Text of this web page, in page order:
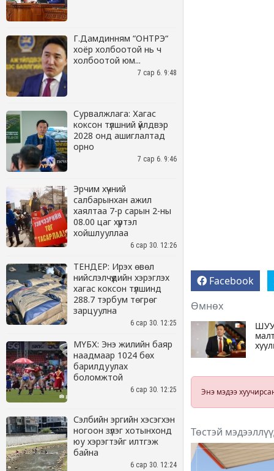
Г.Дамдинням “ОНТРЭ“
хоёр холбоотой нь ч
холбоотой юм...
7 сар 6. 9:48
Сурвалжлага: Хагас
коксон түлшний үйлдвэр
2028 онд ашиглалтад
орно
7 сар 6. 9:46
Эрчим хүчний
салбарынхан ажил
хаялтаа 7-р сарын 2-ны
08.00 цаг хүртэл
хойшлууллаа
6 сар 30. 12:26
ТЕНДЕР: Ирэх өвөл
нийслэлчүүдийн хэрэглэх
хагас коксон түлшинд
288.7 тэрбум төгрөг
зарцуулна
6 сар 30. 12:25
МҮБХ: Энэ жилийн баяр
наадмаар 1024 бөх
барилдуулах
боломжтой
6 сар 30. 12:25
Сэлбийн эргийн хэсэгхэн
ногоон зүлэг хотынхонд
юу хэрэгтэйг илтгэж
байна
6 сар 30. 12:24